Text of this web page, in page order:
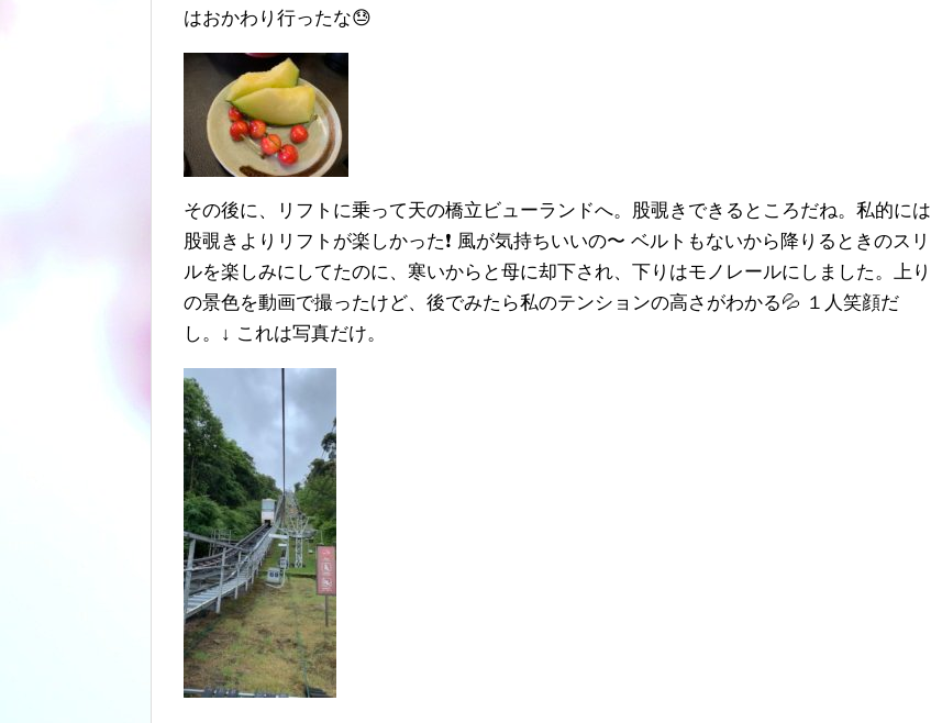
はおかわり行ったな😓
その後に、リフトに乗って天の橋立ビューランドへ。股覗きできるところだね。私的には
股覗きよりリフトが楽しかった❗️ 風が気持ちいいの〜 ベルトもないから降りるときのスリ
ルを楽しみにしてたのに、寒いからと母に却下され、下りはモノレールにしました。上り
の景色を動画で撮ったけど、後でみたら私のテンションの高さがわかる💦 １人笑顔だ
し。↓ これは写真だけ。